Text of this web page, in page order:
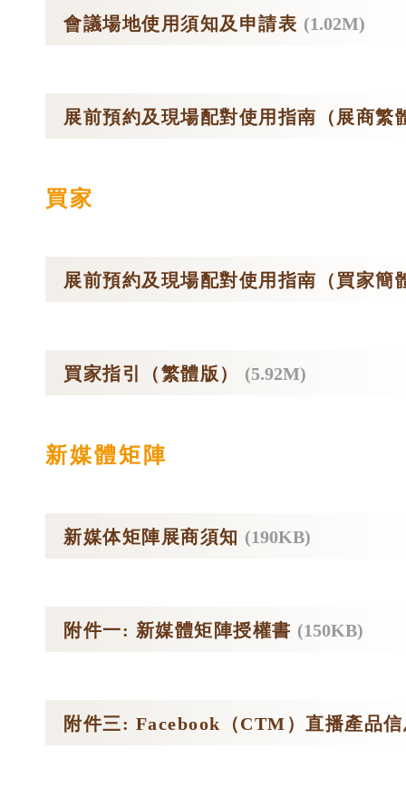
會議場地使用須知及申請表 (1.02M)
展前預約及現場配對使用指南（展商繁
買家
展前預約及現場配對使用指南（買家簡
買家指引（繁體版） (5.92M)
新媒體矩陣
新媒体矩陣展商須知 (190KB)
附件一: 新媒體矩陣授權書 (150KB)
附件三: Facebook（CTM）直播產品